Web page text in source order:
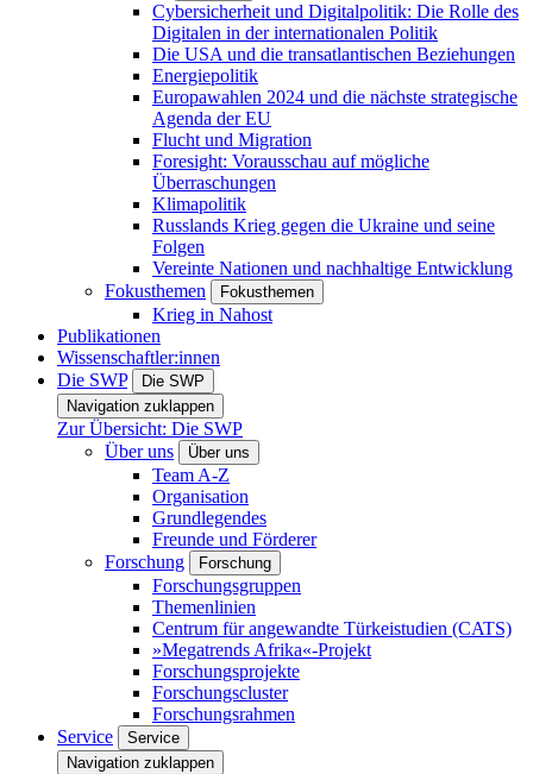
Cybersicherheit und Digitalpolitik: Die Rolle des
Digitalen in der internationalen Politik
Die USA und die transatlantischen Beziehungen
Energiepolitik
Europawahlen 2024 und die nächste strategische
Agenda der EU
Flucht und Migration
Foresight: Vorausschau auf mögliche
Überraschungen
Klimapolitik
Russlands Krieg gegen die Ukraine und seine
Folgen
Vereinte Nationen und nachhaltige Entwicklung
Fokusthemen
Fokusthemen
Krieg in Nahost
Publikationen
Wissenschaftler:innen
Die SWP
Die SWP
Navigation zuklappen
Zur Übersicht: Die SWP
Über uns
Über uns
Team A-Z
Organisation
Grundlegendes
Freunde und Förderer
Forschung
Forschung
Forschungsgruppen
Themenlinien
Centrum für angewandte Türkeistudien (CATS)
»Megatrends Afrika«-Projekt
Forschungsprojekte
Forschungscluster
Forschungsrahmen
Service
Service
Navigation zuklappen